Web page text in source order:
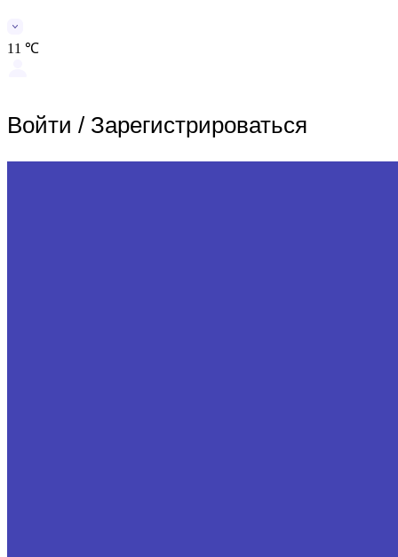
11 ℃
Войти / Зарегистрироваться